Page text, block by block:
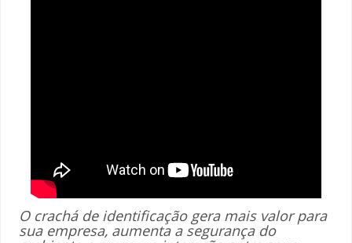
O crachá de identificação gera mais valor para
sua empresa, aumenta a segurança do